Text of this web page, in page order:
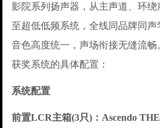
影院系列扬声器，从主声道、环
至超低低频系统，全线同品牌同
音色高度统一，声场衔接无缝流
获奖系统的具体配置：
系统配置
前置LCR主箱(3只)：Ascendo